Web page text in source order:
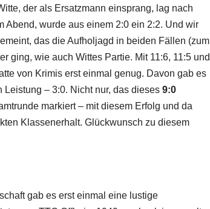
der als Ersatzmann einsprang, lag nach
Abend, wurde aus einem 2:0 ein 2:2. Und wir
das die Aufholjagd in beiden Fällen (zum
ging, wie auch Wittes Partie. Mit 11:6, 11:5 und
von Krimis erst einmal genug. Davon gab es
– 3:0. Nicht nur, das dieses 9:0
markiert – mit diesem Erfolg und da
Klassenerhalt. Glückwunsch zu diesem
gab es erst einmal eine lustige